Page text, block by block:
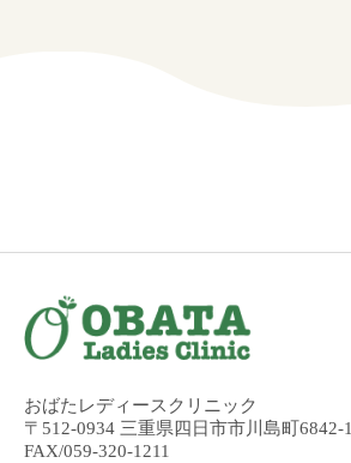
おばたレディースクリニック
〒512-0934 三重県四日市市川島町6842-1
FAX/059-320-1211